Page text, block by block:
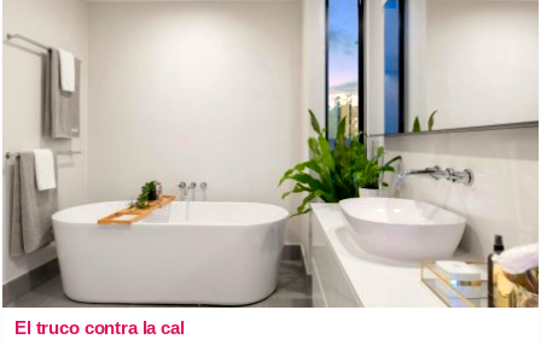
El truco contra la cal